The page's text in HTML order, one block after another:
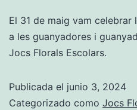
El 31 de maig vam celebrar
a les guanyadores i
Jocs Florals Escolars.
Publicada el junio 3, 2024
Categorizado como Jocs